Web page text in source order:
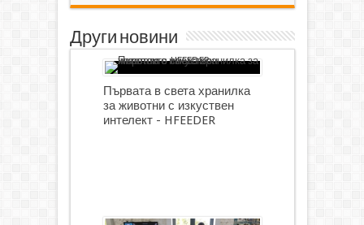
Други новини
Първата в света хранилка
за животни с изкуствен
интелект - HFEEDER